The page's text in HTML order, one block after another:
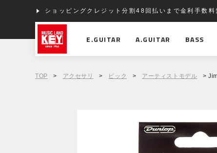
ショッピングクレジット分割48回払いまで金利手数料
E.GUITAR A.GUITAR BASS
TOP > アクセサリ > ピック > アーティストモデル >